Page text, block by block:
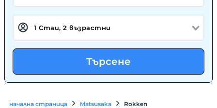
Търсене
начална страница Matsusaka Rokken